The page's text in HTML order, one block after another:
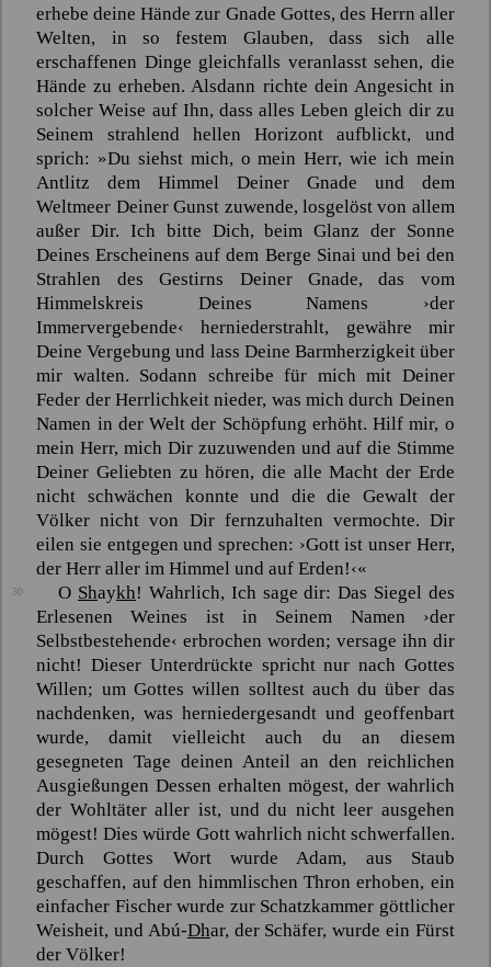
erhebe deine Hände zur Gnade Gottes, des Herrn aller
Welten, in so festem Glauben, dass sich alle
erschaffenen Dinge gleichfalls veranlasst sehen, die
Hände zu erheben. Alsdann richte dein Angesicht in
solcher Weise auf Ihn, dass alles Leben gleich dir zu
Seinem strahlend hellen Horizont aufblickt, und
sprich: »Du siehst mich, o mein Herr, wie ich mein
Antlitz dem Himmel Deiner Gnade und dem
Weltmeer Deiner Gunst zuwende, losgelöst von allem
außer Dir. Ich bitte Dich, beim Glanz der Sonne
Deines Erscheinens auf dem Berge Sinaiund bei den
Strahlen des Gestirns Deiner Gnade, das vom
Himmelskreis Deines Namens ›der
Immervergebende‹ herniederstrahlt, gewähre mir
Deine Vergebung und lass Deine Barmherzigkeit über
mir walten. Sodann schreibe für mich mit Deiner
Feder der Herrlichkeit nieder, was mich durch Deinen
Namen in der Welt der Schöpfung erhöht. Hilf mir, o
mein Herr, mich Dir zuzuwenden und auf die Stimme
Deiner Geliebten zu hören, die alle Macht der Erde
nicht schwächen konnte und die die Gewalt der
Völker nicht von Dir fernzuhalten vermochte. Dir
eilen sie entgegen und sprechen: ›Gott ist unser Herr,
der Herr aller im Himmel und auf Erden!‹«
30 O Shaykh! Wahrlich, Ich sage dir: Das Siegel des
Erlesenen Weines ist in Seinem Namen ›der
Selbstbestehende‹ erbrochen worden; versage ihn dir
nicht! Dieser Unterdrückte spricht nur nach Gottes
Willen; um Gottes willen solltest auch du über das
nachdenken, was herniedergesandt und geoffenbart
wurde, damit vielleicht auch du an diesem
gesegneten Tage deinen Anteil an den reichlichen
Ausgießungen Dessen erhalten mögest, der wahrlich
der Wohltäter aller ist, und du nicht leer ausgehen
mögest! Dies würde Gott wahrlich nicht schwerfallen.
Durch Gottes Wort wurde Adam, aus Staub
geschaffen, auf den himmlischen Thron erhoben, ein
einfacher Fischer wurde zur Schatzkammer göttlicher
Weisheit, und Abú-Dhar, der Schäfer, wurde ein Fürst
der Völker!